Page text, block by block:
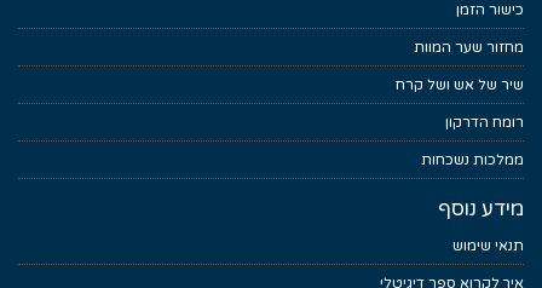
כישור הזמן
מחזור שער המוות
שיר של אש ושל קרח
רומח הדרקון
ממלכות נשכחות
מידע נוסף
תנאי שימוש
איך לקרוא ספר דיגיטלי